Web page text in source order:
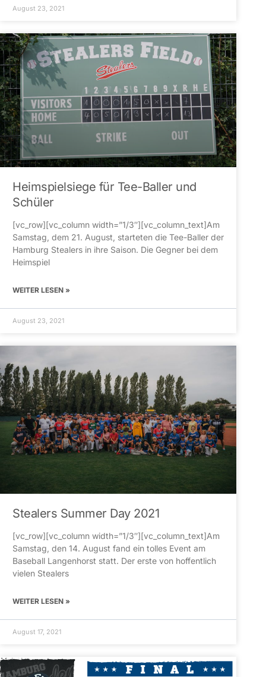
August 23, 2021
Heimspielsiege für Tee-Baller und
Schüler
[vc_row][vc_column width=”1/3″][vc_column_text]Am
Samstag, dem 21. August, starteten die Tee-Baller der
Hamburg Stealers in ihre Saison. Die Gegner bei dem
Heimspiel
WEITER LESEN »
August 23, 2021
Stealers Summer Day 2021
[vc_row][vc_column width=”1/3″][vc_column_text]Am
Samstag, den 14. August fand ein tolles Event am
Baseball Langenhorst statt. Der erste von hoffentlich
vielen Stealers
WEITER LESEN »
August 17, 2021